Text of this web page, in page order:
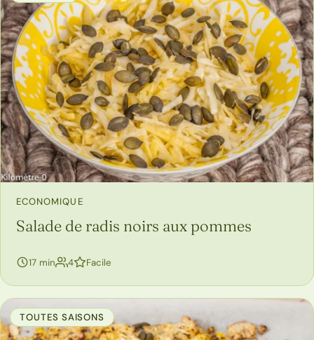
ECONOMIQUE
Salade de radis noirs aux pommes
17 min 4personnes
Facile
TOUTES SAISONS